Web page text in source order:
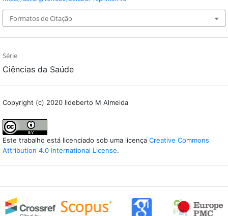
Formatos de Citação
Série
Ciências da Saúde
Copyright (c) 2020 Ildeberto M Almeida
Este trabalho está licenciado sob uma licença Creative Commons
Attribution 4.0 International License.